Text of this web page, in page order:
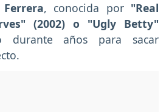
, conocida por "Real
(2002) o "Ugly Betty"
durante años para sacar